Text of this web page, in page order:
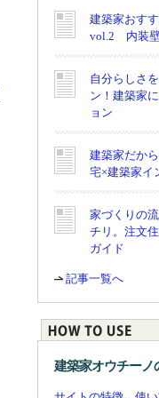
建築家おす
vol.2 内装
自分らしさ
ン！建築家
ョン
建築家だか
宅×建築家イ
家づくりの
チリ。注文
ガイド
記事一覧へ
建築家オウチーノ